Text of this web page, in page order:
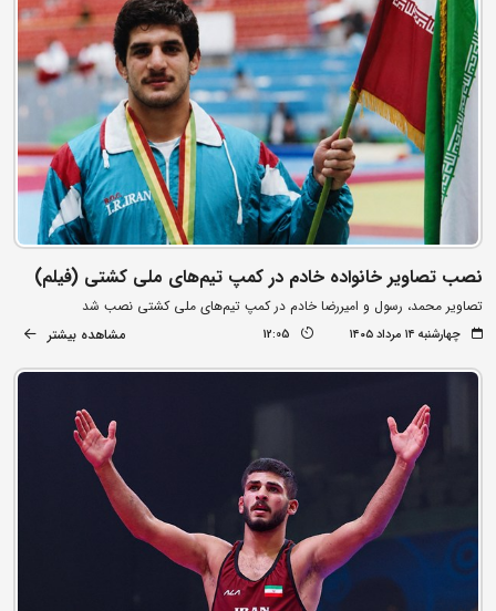
نصب تصاویر خانواده خادم در کمپ تیم‌های ملی کشتی (فیلم)
تصاویر محمد، رسول و امیررضا خادم در کمپ تیم‌های ملی کشتی نصب شد
چهارشنبه ۱۴ مرداد ۱۴۰۵ 12:05 مشاهده بیشتر